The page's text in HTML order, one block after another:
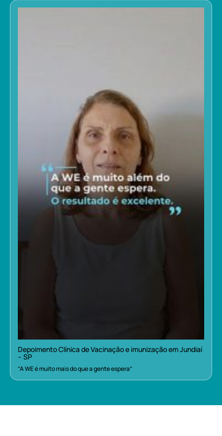
Depoimento Clínica de Vacinação e imunização em Jundiaí
– SP
“A WE é muito mais do que a gente espera”